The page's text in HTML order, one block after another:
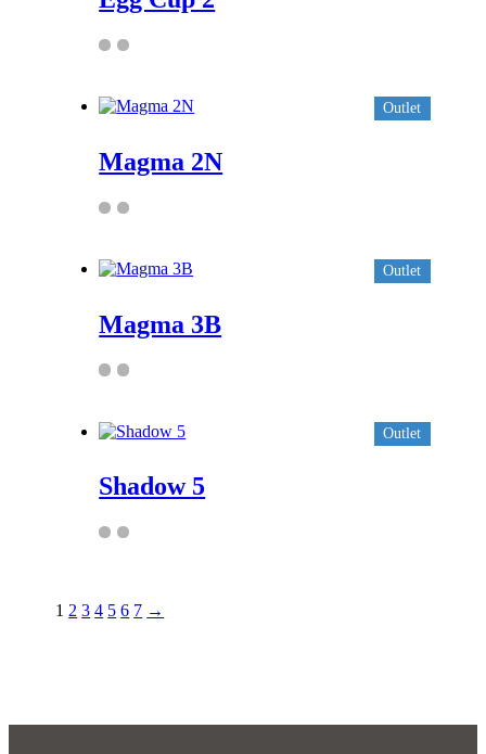
Outlet
Magma 2N
Outlet
Magma 3B
Outlet
Shadow 5
1 2 3 4 5 6 7 →